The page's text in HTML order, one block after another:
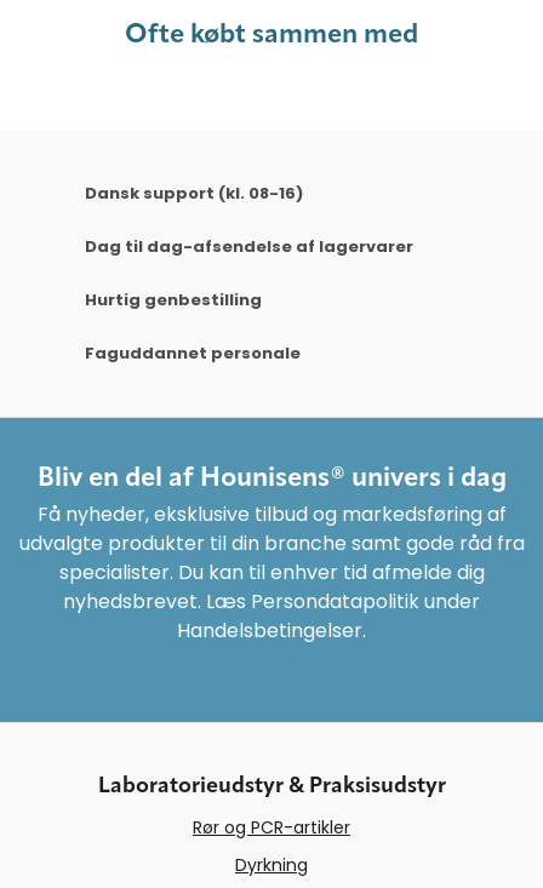
Ofte købt sammen med
Dansk support (kl. 08-16)
Dag til dag-afsendelse af lagervarer
Hurtig genbestilling
Faguddannet personale
Bliv en del af Hounisens® univers i dag
Få nyheder, eksklusive tilbud og markedsføring af
udvalgte produkter til din branche samt gode råd fra
specialister. Du kan til enhver tid afmelde dig
nyhedsbrevet. Læs Persondatapolitik under
Handelsbetingelser.
Laboratorieudstyr & Praksisudstyr
Rør og PCR-artikler
Dyrkning